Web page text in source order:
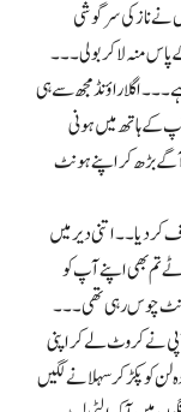
نے ناز کی سرگوشی
منہ لا کر بولی۔۔۔
اگلا راؤنڈ مجھ سے ہی
کے ہاتھ میں ہونی
بڑھ کر اپنے ہونٹ
کر دیا۔۔ اتنی دیر میں
تم بھی اپنے آپ کو
چوس رہی تھی۔۔۔
نے کروٹ لے کر اپنی
کو پکڑ کر سہلانے لگیں